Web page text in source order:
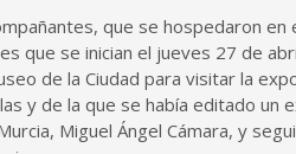
que se hospedaron
que se inician el jueves 27 de
de la Ciudad para visitar la
y de la que se había editado un
Miguel Ángel Cámara, y